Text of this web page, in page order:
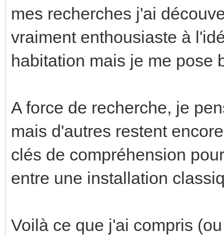
mes recherches j'ai
vraiment enthousiaste à
habitation mais je me pose
A force de recherche, je
mais d'autres restent
clés de compréhension
entre une installation
Voilà ce que j'ai compris